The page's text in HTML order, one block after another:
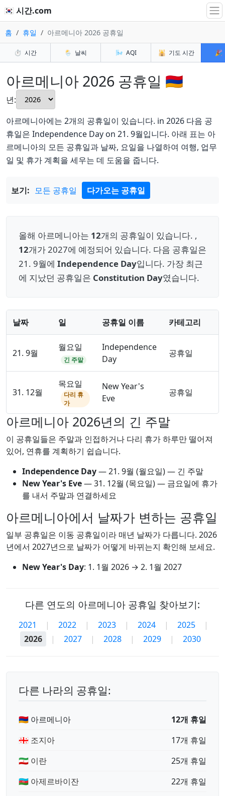
🇰🇷 시간.com
홈 휴일 아르메니아 2026 공휴일
⏱️ 시간 🌦️ 날씨 🌬️ AQI 🕌 기도 시간 🎉
아르메니아 2026 공휴일 🇦🇲
년:
아르메니아에는 2개의 공휴일이 있습니다. in 2026 다음 공
휴일은 Independence Day on 21. 9월입니다. 아래 표는 아
르메니아의 모든 공휴일과 날짜, 요일을 나열하여 여행, 업무
일 및 휴가 계획을 세우는 데 도움을 줍니다.
보기: 모든 공휴일 다가오는 공휴일
올해 아르메니아는 12개의 공휴일이 있습니다. ,
12개가 2027에 예정되어 있습니다. 다음 공휴일은
21. 9월에 Independence Day입니다. 가장 최근
에 지났던 공휴일은 Constitution Day였습니다.
날짜 일 공휴일 이름 카테고리
21. 9월
월요일
긴 주말
Independence
Day
공휴일
31. 12월
목요일
다리 휴
가
New Year's
Eve
공휴일
아르메니아 2026년의 긴 주말
이 공휴일들은 주말과 인접하거나 다리 휴가 하루만 떨어져
있어, 연휴를 계획하기 쉽습니다.
Independence Day—21. 9월 (월요일) — 긴 주말
New Year's Eve—31. 12월 (목요일) — 금요일에 휴가
를 내서 주말과 연결하세요
아르메니아에서 날짜가 변하는 공휴일
일부 공휴일은 이동 공휴일이라 매년 날짜가 다릅니다. 2026
년에서 2027년으로 날짜가 어떻게 바뀌는지 확인해 보세요.
New Year's Day: 1. 1월 2026 → 2. 1월 2027
다른 연도의 아르메니아 공휴일 찾아보기:
2021 | 2022 | 2023 | 2024 | 2025
|
2026
| 2027 | 2028 | 2029 | 2030
다른 나라의 공휴일:
🇦🇲 아르메니아
12개 휴일
🇬🇪 조지아
17개 휴일
🇮🇷 이란
25개 휴일
🇦🇿 아제르바이잔
22개 휴일